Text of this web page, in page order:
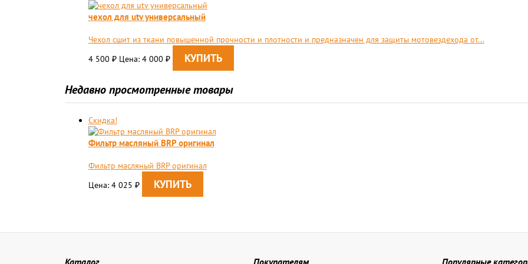
чехол для utv универсальный
Чехол сшит из ткани повышенной прочности и плотности и предназначен для защиты мотовездехода от...
4 500 ₽ Цена: 4 000 ₽
Недавно просмотренные товары
Скидка!
Фильтр масляный BRP оригинал
Фильтр масляный BRP оригинал
Цена: 4 025 ₽
Каталог Покупателям Популярные